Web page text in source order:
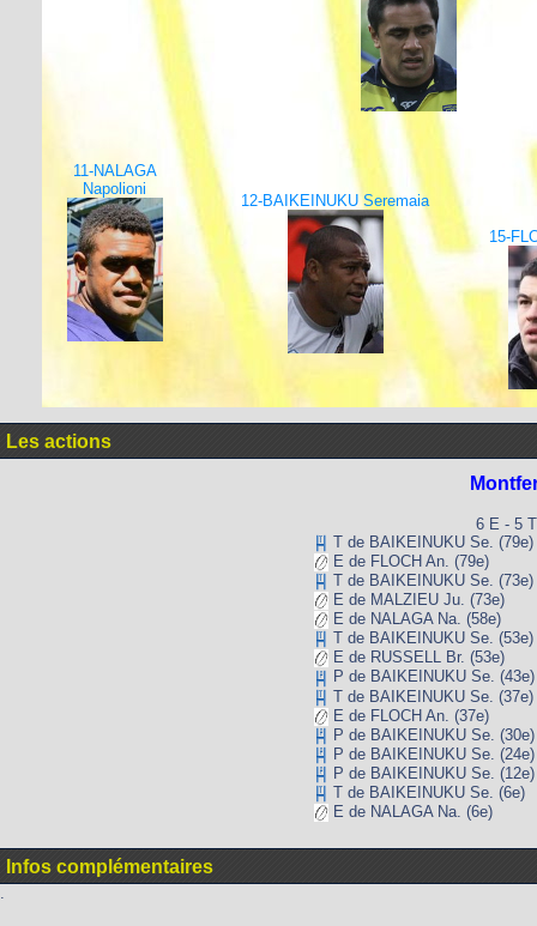
11-NALAGA
Napolioni
12-BAIKEINUKU Seremaia
15-
Les actions
6 E - 5
T de BAIKEINUKU Se. (79e)
E de FLOCH An. (79e)
T de BAIKEINUKU Se. (73e)
E de MALZIEU Ju. (73e)
E de NALAGA Na. (58e)
T de BAIKEINUKU Se. (53e)
E de RUSSELL Br. (53e)
P de BAIKEINUKU Se. (43e)
T de BAIKEINUKU Se. (37e)
E de FLOCH An. (37e)
P de BAIKEINUKU Se. (30e)
P de BAIKEINUKU Se. (24e)
P de BAIKEINUKU Se. (12e)
T de BAIKEINUKU Se. (6e)
E de NALAGA Na. (6e)
Infos complémentaires
.